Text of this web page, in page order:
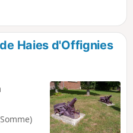
et
de la
Haies d'Offignies